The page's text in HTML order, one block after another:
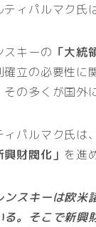
ティパルマク氏
スキーの 「大統
確立の必要性に
その多くが国外
ィパルマク氏は
興財閥化」 を進
ンスキーは欧
る。そこで新興